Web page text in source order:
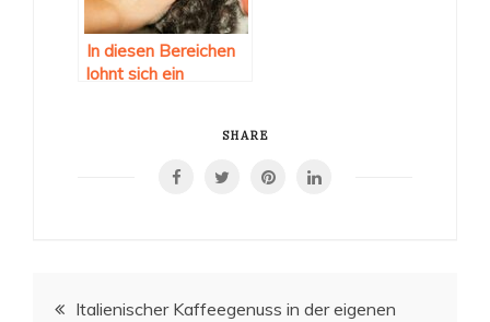
In diesen Bereichen
lohnt sich ein
SHARE
Beitragsnavigation
Italienischer Kaffeegenuss in der eigenen